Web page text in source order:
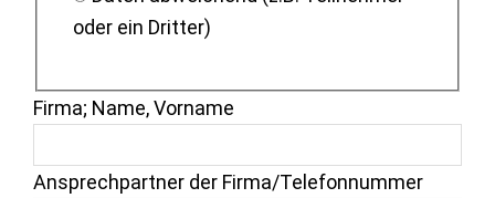
oder ein Dritter)
Firma; Name, Vorname
Ansprechpartner der Firma/Telefonnummer